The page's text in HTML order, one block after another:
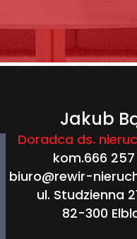
Jakub
Doradca ds.
kom.666 257
biuro@rewir-
ul. Studzienna
82-300